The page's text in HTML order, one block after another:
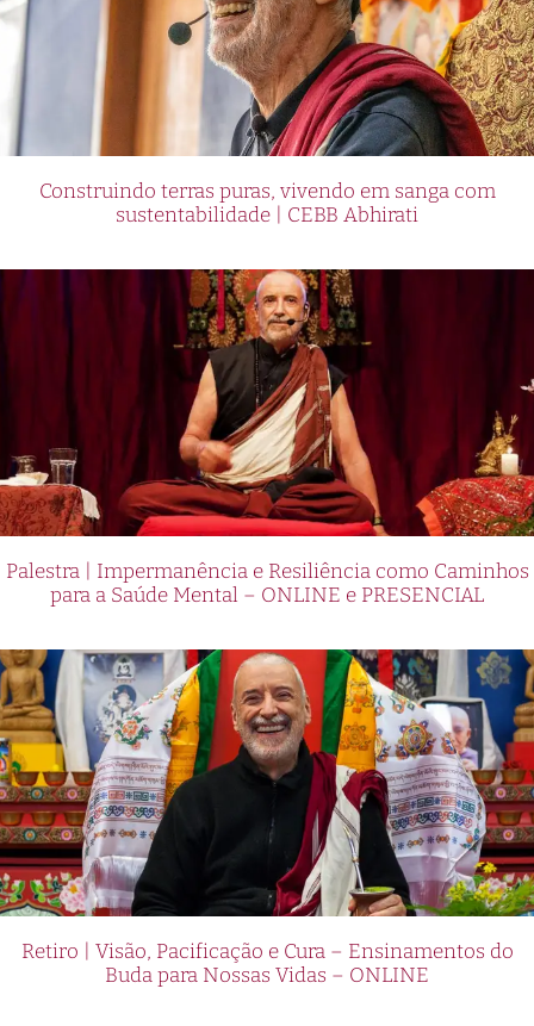
Construindo terras puras, vivendo em sanga com
sustentabilidade | CEBB Abhirati
Palestra | Impermanência e Resiliência como Caminhos
para a Saúde Mental – ONLINE e PRESENCIAL
Retiro | Visão, Pacificação e Cura – Ensinamentos do
Buda para Nossas Vidas – ONLINE